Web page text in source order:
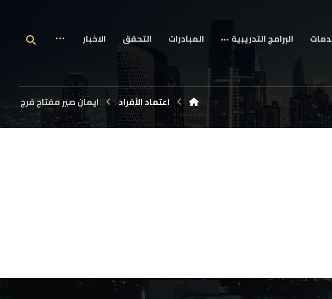
البرامج التدريبية المبادرات التحقق الاخبار
اعتماد الأفراد ايمان صير مفتاح فرج